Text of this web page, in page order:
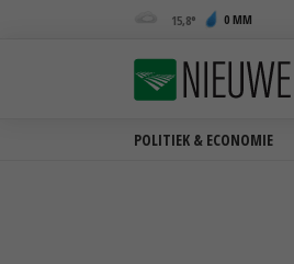
15,8 0 MM
POLITIEK & ECONOMIE